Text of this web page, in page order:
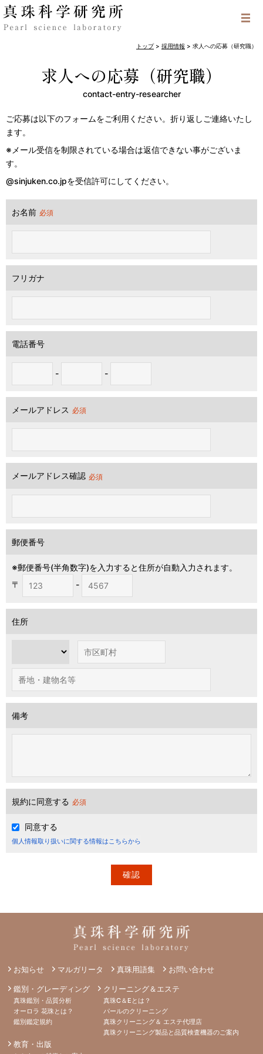
トップ> 採用情報 > 求人への応募（研究職）
求人への応募（研究職）
contact-entry-researcher
ご応募は以下のフォームをご利用ください。折り返しご連絡いたし
ます。
※メール受信を制限されている場合は返信できない事がございま
す。
@sinjuken.co.jpを受信許可にしてください。
お名前 必須
フリガナ
電話番号
- -
メールアドレス 必須
メールアドレス確認 必須
郵便番号
※郵便番号(半角数字)を入力すると住所が自動入力されます。
〒
-
住所
備考
規約に同意する 必須
同意する
個人情報取り扱いに関する情報はこちらから
お知らせ マルガリータ 真珠用語集 お問い合わせ
鑑別・グレーディング
真珠鑑別・品質分析
オーロラ 花珠とは？
鑑別鑑定規約
クリーニング＆エステ
真珠C＆Eとは？
パールのクリーニング
真珠クリーニング＆ エステ代理店
真珠クリーニング製品と品質検査機器のご案内
教育・出版